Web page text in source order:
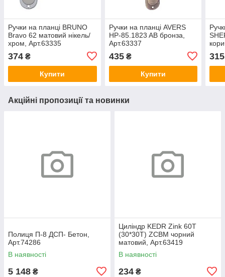
Ручки на планці BRUNO
Bravo 62 матовий нікель/
хром, Арт.63335
374 ₴
Купити
Ручки на планці AVERS
HP-85.1823 AB бронза,
Арт.63337
435₴
Купити
315
Акційні пропозиції та новинки
Полиця П-8 ДСП- Бетон,
Арт.74286
В наявності
5 148 ₴
Циліндр KEDR Zink 60T
(30*30T) ZCBM чорний
матовий, Арт.63419
В наявності
234 ₴